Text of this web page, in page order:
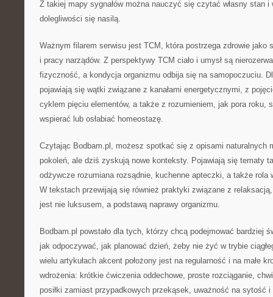
Z takiej mapy sygnałów można nauczyć się czytać własny stan
dolegliwości się nasilą.
Ważnym filarem serwisu jest TCM, która postrzega zdrowie jako
i pracy narządów. Z perspektywy TCM ciało i umysł są
fizyczność, a kondycja organizmu odbija się na samopoczuciu.
pojawiają się wątki związane z kanałami energetycznymi, z
cyklem pięciu elementów, a także z rozumieniem, jak pora roku,
wspierać lub osłabiać homeostazę.
Czytając Bodbam.pl, możesz spotkać się z opisami naturalnych
pokoleń, ale dziś zyskują nowe konteksty. Pojawiają się tematy
odżywcze rozumiana rozsądnie, kuchenne apteczki, a także rola
W tekstach przewijają się również praktyki związane z
jest nie luksusem, a podstawą naprawy organizmu.
Bodbam.pl powstało dla tych, którzy chcą podejmować bardziej
jak odpoczywać, jak planować dzień, żeby nie żyć w trybie
wielu artykułach akcent położony jest na regularność i na małe
wdrożenia: krótkie ćwiczenia oddechowe, proste rozciąganie,
posiłki zamiast przypadkowych przekąsek, uważność na sytość i